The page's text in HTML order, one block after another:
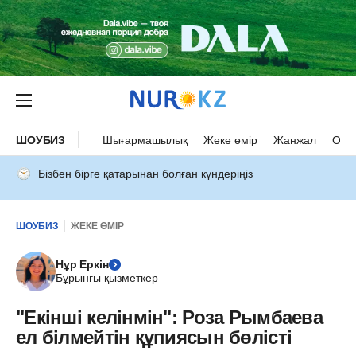
ШОУБИЗ Шығармашылық Жеке өмір Жанжал
Бізбен бірге қатарынан болған күндеріңіз
ШОУБИЗ ЖЕКЕ ӨМІР
Нұр Еркін
Бұрынғы қызметкер
"Екінші келінмін": Роза Рымбаева
ел білмейтін құпиясын бөлісті